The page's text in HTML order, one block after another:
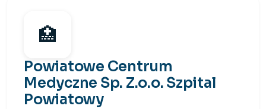
🏥
Powiatowe Centrum
Medyczne Sp. Z.o.o. Szpital
Powiatowy